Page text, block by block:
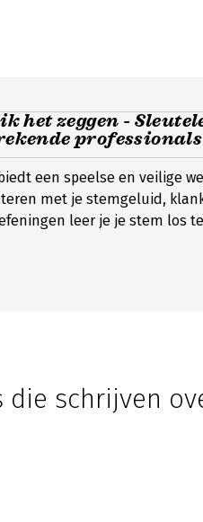
het zeggen -
professionals
een speelse en veilige
met je stemgeluid,
leer je je stem los
die schrijven